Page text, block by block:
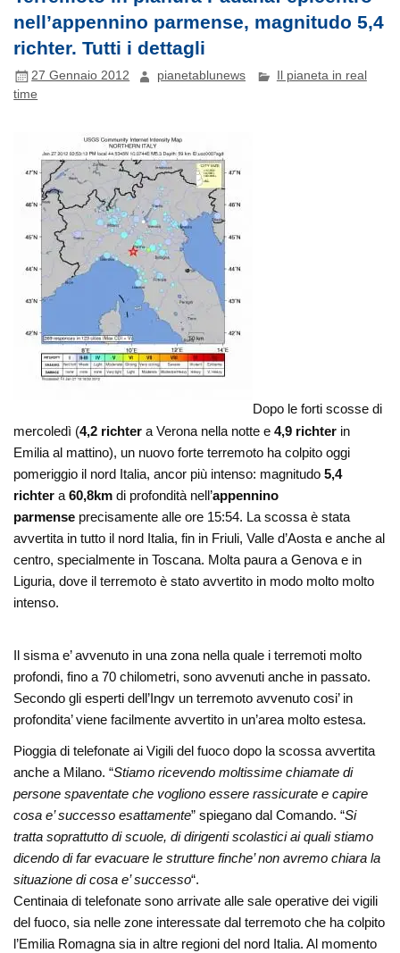
nell’appennino parmense, magnitudo 5,4
richter. Tutti i dettagli
27 Gennaio 2012 pianetablunews
Il pianeta in real
time
Dopo le forti scosse di
mercoledì (4,2 richter a Verona nella notte e4,9 richter in
Emilia al mattino), un nuovo forte terremoto ha colpito oggi
pomeriggio il nord Italia, ancor più intenso: magnitudo5,4
richter a60,8km di profondità nell’appennino
parmense precisamente alle ore 15:54. La scossa è stata
avvertita in tutto il nord Italia, fin in Friuli, Valle d’Aosta e anche al
centro, specialmente in Toscana. Molta paura a Genova e in
Liguria, dove il terremoto è stato avvertito in modo molto molto
intenso.
Il sisma e’ avvenuto in una zona nella quale i terremoti molto
profondi, fino a 70 chilometri, sono avvenuti anche in passato.
Secondo gli esperti dell’Ingv un terremoto avvenuto cosi’ in
profondita’ viene facilmente avvertito in un’area molto estesa.
Pioggia di telefonate ai Vigili del fuoco dopo la scossa avvertita
anche a Milano. “Stiamo ricevendo moltissime chiamate di
persone spaventate che vogliono essere rassicurate e capire
cosa e’ successo esattamente” spiegano dal Comando. “Si
tratta soprattutto di scuole, di dirigenti scolastici ai quali stiamo
dicendo di far evacuare le strutture finche’ non avremo chiara la
situazione di cosa e’ successo“.
Centinaia di telefonate sono arrivate alle sale operative dei vigili
del fuoco, sia nelle zone interessate dal terremoto che ha colpito
l’Emilia Romagna sia in altre regioni del nord Italia. Al momento